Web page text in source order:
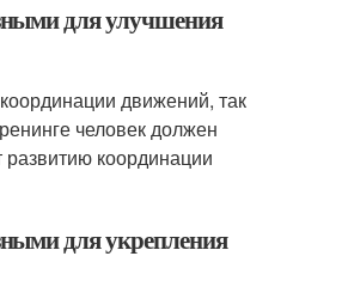
для улучшения
движений, так
человек должен
развитию координации
для укрепления